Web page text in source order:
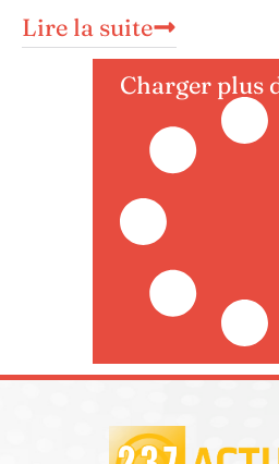
Lire la suite
Charger plus